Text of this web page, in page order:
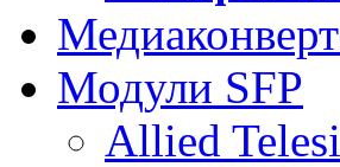
Модули SFP
Allied